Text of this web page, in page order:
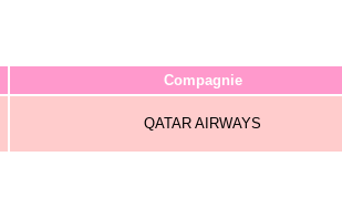
Compagnie
QATAR AIRWAYS